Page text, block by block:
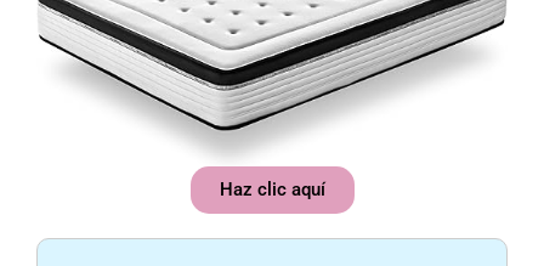
Haz clic aquí